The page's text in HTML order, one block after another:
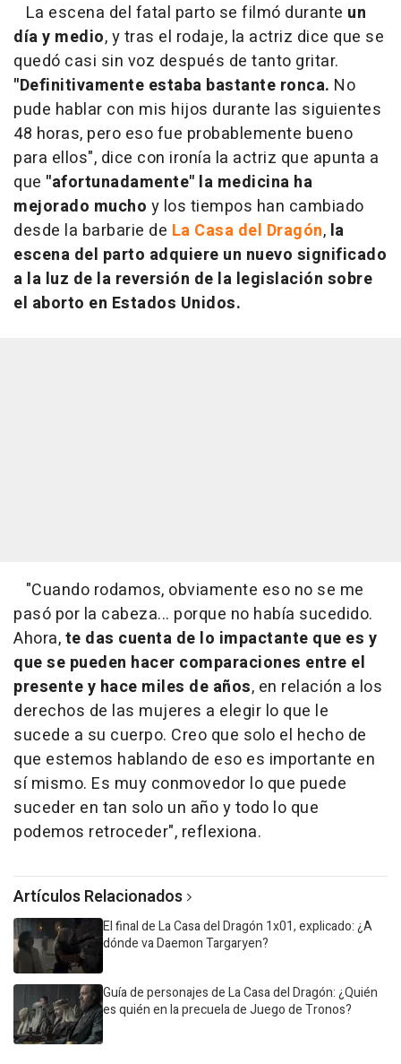
La escena del fatal parto se filmó durante un
día y medio, y tras el rodaje, la actriz dice que se
quedó casi sin voz después de tanto gritar.
"Definitivamente estaba bastante ronca. No
pude hablar con mis hijos durante las siguientes
48 horas, pero eso fue probablemente bueno
para ellos", dice con ironía la actriz que apunta a
que "afortunadamente" la medicina ha
mejorado mucho y los tiempos han cambiado
desde la barbarie de La Casa del Dragón, la
escena del parto adquiere un nuevo significado
a la luz de la reversión de la legislación sobre
el aborto en Estados Unidos.
"Cuando rodamos, obviamente eso no se me
pasó por la cabeza... porque no había sucedido.
Ahora,te das cuenta de lo impactante que es y
que se pueden hacer comparaciones entre el
presente y hace miles de años, en relación a los
derechos de las mujeres a elegir lo que le
sucede a su cuerpo. Creo que solo el hecho de
que estemos hablando de eso es importante en
sí mismo. Es muy conmovedor lo que puede
suceder en tan solo un año y todo lo que
podemos retroceder", reflexiona.
Artículos Relacionados
El final de La Casa del Dragón 1x01, explicado: ¿A
dónde va Daemon Targaryen?
Guía de personajes de La Casa del Dragón: ¿Quién
es quién en la precuela de Juego de Tronos?